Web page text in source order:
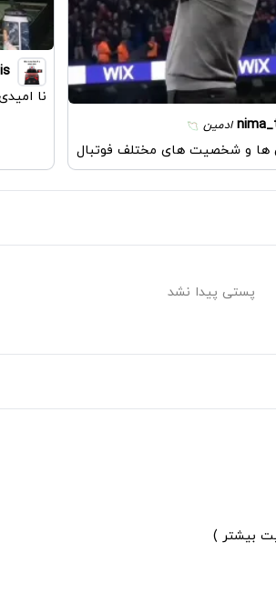
ادمین
ها و شخصیت های مختلف فوتبال
نا
پستی پیدا نشد